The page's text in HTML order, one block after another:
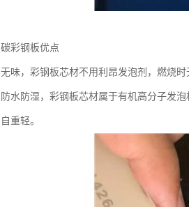
碳彩钢板优点
无味，彩钢板芯材不用利昂发泡剂，燃烧时
防水防湿，彩钢板芯材属于有机高分子发
自重轻。